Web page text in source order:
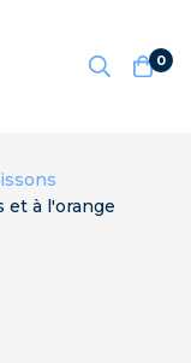
0
et à l'orange